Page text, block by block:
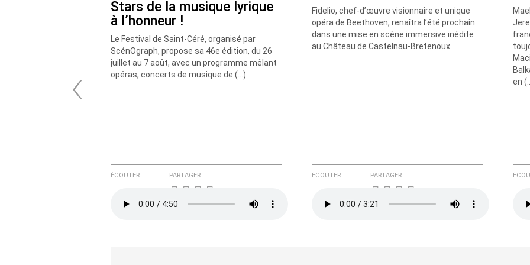
‹
Stars de la musique lyrique
à l’honneur !
Le Festival de Saint-Céré, organisé par
ScénOgraph, propose sa 46e édition, du 26
juillet au 7 août, avec un programme mêlant
opéras, concerts de musique de (…)
ÉCOUTER PARTAGER
Fidelio, chef-d’œuvre visionnaire et unique
opéra de Beethoven, renaîtra l’été prochain
dans une mise en scène immersive inédite
au Château de Castelnau-Bretenoux.
ÉCOUTER PARTAGER
en